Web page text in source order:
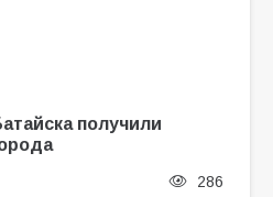
получили
286